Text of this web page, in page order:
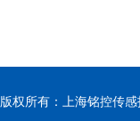
版权所有：上海铭控传感